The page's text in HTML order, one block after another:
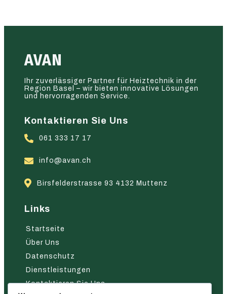
AVAN
Ihr zuverlässiger Partner für Heiztechnik in der
Region Basel – wir bieten innovative Lösungen
und hervorragenden Service.
Kontaktieren Sie Uns
061 333 17 17
info@avan.ch
Birsfelderstrasse 93 4132 Muttenz
Links
Startseite
Über Uns
Datenschutz
Dienstleistungen
Kontaktieren Sie Uns